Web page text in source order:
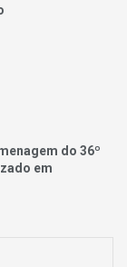
do 36º
em